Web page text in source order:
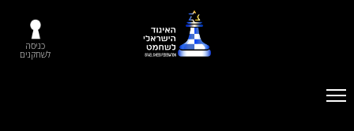
כניסה
לשחקנים